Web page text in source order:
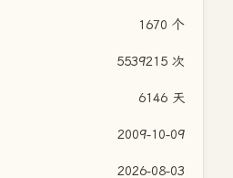
1670 个
5539215 次
6146 天
2009-10-09
2026-08-03